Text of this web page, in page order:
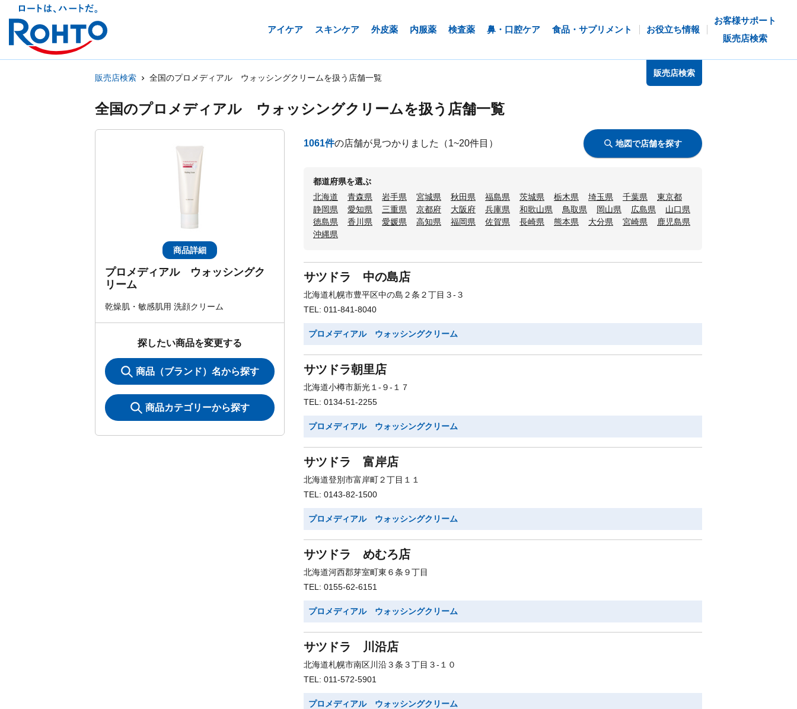
アイケア スキンケア 外皮薬 内服薬 検査薬 鼻・口腔ケア 食品・サプリメント お役立ち情報
お客様サポート
販売店検索
販売店検索 全国のプロメディアル ウォッシングクリームを扱う店舗一覧 販売店検索
全国のプロメディアル ウォッシングクリームを扱う店舗一覧
商品詳細
プロメディアル ウォッシングク
リーム
乾燥肌・敏感肌用 洗顔クリーム
探したい商品を変更する
商品（ブランド）名から探す
商品カテゴリーから探す
1061件の店舗が見つかりました （1~20件目） 地図で店舗を探す
都道府県を選ぶ
北海道
青森県 岩手県 宮城県 秋田県 福島県 茨城県 栃木県 埼玉県 千葉県
東京都
静岡県
愛知県 三重県 京都府 大阪府 兵庫県 和歌山県 鳥取県 岡山県 広島県
山口県
徳島県
香川県 愛媛県 高知県 福岡県 佐賀県 長崎県 熊本県 大分県 宮崎県
鹿児島県
沖縄県
サツドラ 中の島店
北海道札幌市豊平区中の島２条２丁目３-３
TEL: 011-841-8040
プロメディアル ウォッシングクリーム
サツドラ朝里店
北海道小樽市新光１-９-１７
TEL: 0134-51-2255
プロメディアル ウォッシングクリーム
サツドラ 富岸店
北海道登別市富岸町２丁目１１
TEL: 0143-82-1500
プロメディアル ウォッシングクリーム
サツドラ めむろ店
北海道河西郡芽室町東６条９丁目
TEL: 0155-62-6151
プロメディアル ウォッシングクリーム
サツドラ 川沿店
北海道札幌市南区川沿３条３丁目３-１０
TEL: 011-572-5901
プロメディアル ウォッシングクリーム